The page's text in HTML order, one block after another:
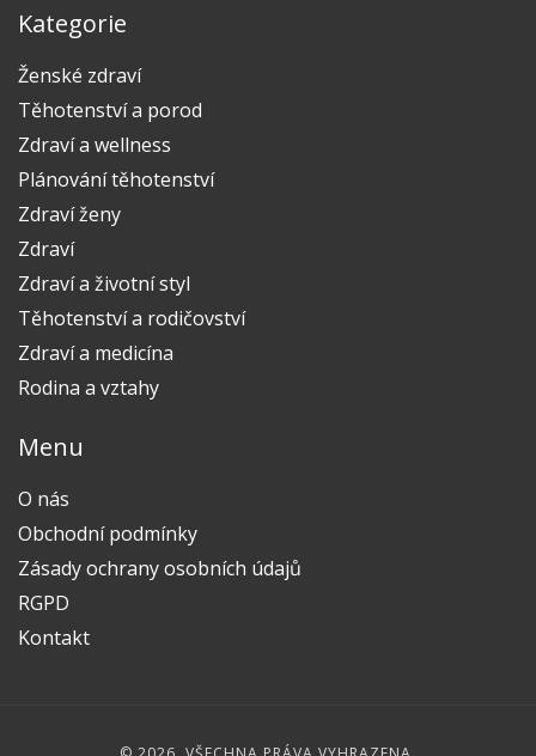
Kategorie
Ženské zdraví
Těhotenství a porod
Zdraví a wellness
Plánování těhotenství
Zdraví ženy
Zdraví
Zdraví a životní styl
Těhotenství a rodičovství
Zdraví a medicína
Rodina a vztahy
Menu
O nás
Obchodní podmínky
Zásady ochrany osobních údajů
RGPD
Kontakt